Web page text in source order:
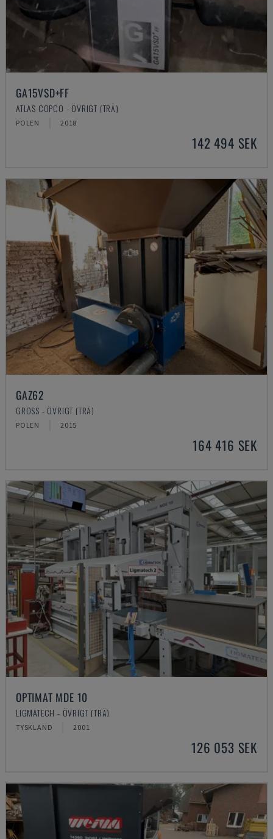
GA15VSD+FF
ATLAS COPCO - ÖVRIGT (TRÄ)
POLEN 2018
142 494 SEK
GAZ62
GROSS - ÖVRIGT (TRÄ)
POLEN 2015
164 416 SEK
OPTIMAT MDE 10
LIGMATECH - ÖVRIGT (TRÄ)
TYSKLAND 2001
126 053 SEK